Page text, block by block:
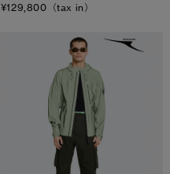
¥129,800（tax in）